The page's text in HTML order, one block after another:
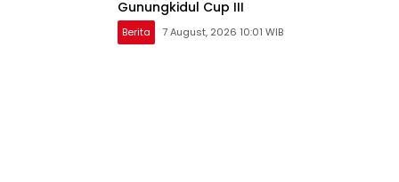
Gunungkidul Cup III
Berita 7 August, 2026 10:01 WIB